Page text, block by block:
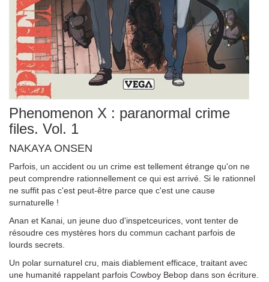
Phenomenon X : paranormal crime
files. Vol. 1
NAKAYA ONSEN
Parfois, un accident ou un crime est tellement étrange qu'on ne
peut comprendre rationnellement ce qui est arrivé. Si le rationnel
ne suffit pas c'est peut-être parce que c'est une cause
surnaturelle !
Anan et Kanai, un jeune duo d'inspetceurices, vont tenter de
résoudre ces mystères hors du commun cachant parfois de
lourds secrets.
Un polar surnaturel cru, mais diablement efficace, traitant avec
une humanité rappelant parfois Cowboy Bebop dans son écriture.